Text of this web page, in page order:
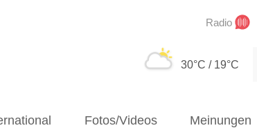
Radio
30°C / 19°C
Fotos/Videos Meinungen